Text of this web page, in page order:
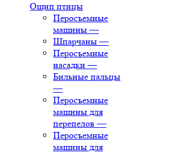
Ощип птицы
Перосъемные
машины —
Шпарчаны —
Перосъемные
насадки —
Бильные пальцы
—
Перосъемные
машины для
перепелов —
Перосъемные
машины для